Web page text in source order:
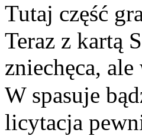
Tutaj część
Teraz z kartą
zniechęca,
W spasuje
licytacja